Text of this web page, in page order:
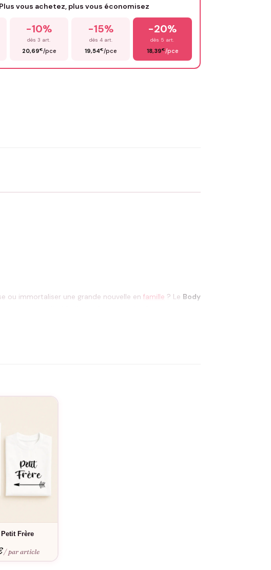
vous achetez, plus vous économisez
-10%
dès 3 art.
20,69€/pce
-15%
dès 4 art.
19,54€/pce
-20%
dès 5 art.
18,39€/pce
ou immortaliser une grande nouvelle en famille ? Le Body
» ?
porte son body, le message fait sourire, déclenche
Frère
/ par article